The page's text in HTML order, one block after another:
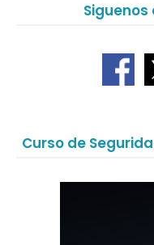
Siguenos
Curso de